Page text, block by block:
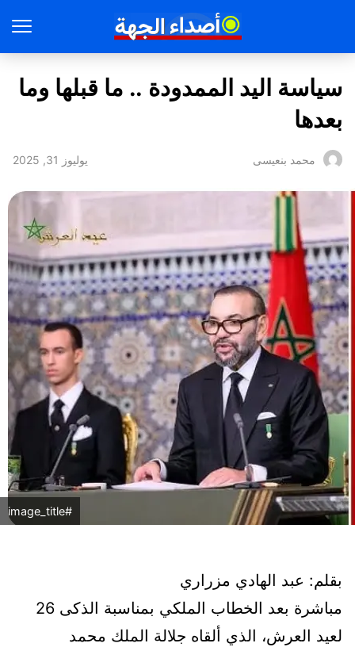
سياسة اليد الممدودة .. ما قبلها وما
بعدها
محمد بنعيسى يوليوز 31, 2025
#image_title
بقلم: عبد الهادي مزراري
مباشرة بعد الخطاب الملكي بمناسبة الذكى 26
لعيد العرش، الذي ألقاه جلالة الملك محمد